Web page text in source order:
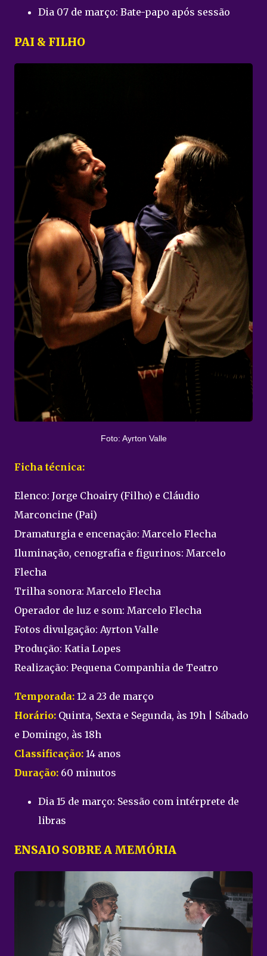
Dia 07 de março: Bate-papo após sessão
PAI & FILHO
Foto: Ayrton Valle
Ficha técnica:
Elenco: Jorge Choairy (Filho) e Cláudio
Marconcine (Pai)
Dramaturgia e encenação: Marcelo Flecha
Iluminação, cenografia e figurinos: Marcelo
Flecha
Trilha sonora: Marcelo Flecha
Operador de luz e som: Marcelo Flecha
Fotos divulgação: Ayrton Valle
Produção: Katia Lopes
Realização: Pequena Companhia de Teatro
Temporada: 12 a 23 de março
Horário: Quinta, Sexta e Segunda, às 19h | Sábado
e Domingo, às 18h
Classificação: 14 anos
Duração: 60 minutos
Dia 15 de março: Sessão com intérprete de
libras
ENSAIO SOBRE A MEMÓRIA